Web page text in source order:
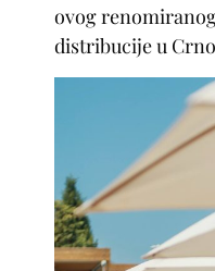
ovog
distribucije u